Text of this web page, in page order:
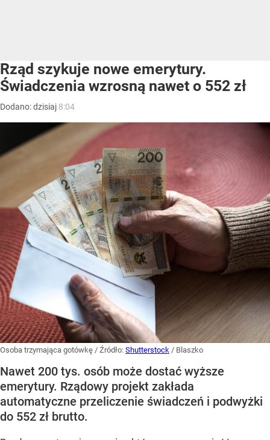
Rząd szykuje nowe emerytury.
Świadczenia wzrosną nawet o 552 zł
Dodano:dzisiaj 8:04
Osoba trzymająca gotówkę / Źródło: Shutterstock / Blaszko
Nawet 200 tys. osób może dostać wyższe
emerytury. Rządowy projekt zakłada
automatyczne przeliczenie świadczeń i podwyżki
do 552 zł brutto.